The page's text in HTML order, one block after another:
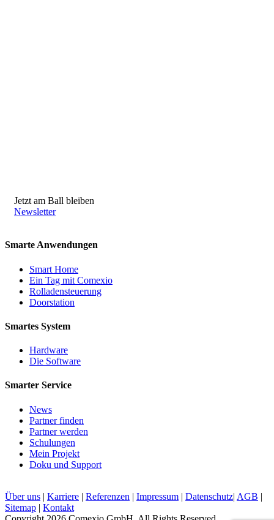
Jetzt am Ball bleiben
Newsletter
Smarte Anwendungen
Smart Home
Ein Tag mit Comexio
Rolladensteuerung
Doorstation
Smartes System
Hardware
Die Software
Smarter Service
News
Partner finden
Partner werden
Schulungen
Mein Projekt
Doku und Support
Über uns | Karriere | Referenzen | Impressum | Datenschutz| AGB |
Sitemap | Kontakt